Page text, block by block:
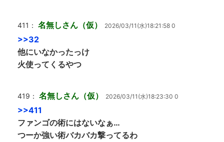
411： 名無しさん（仮） 2026/03/11(水)18:21:58 0
>>32
他にいなかったっけ
火使ってくるやつ
419： 名無しさん（仮） 2026/03/11(水)18:23:30 0
>>411
ファンゴの術にはないなぁ…
つーか強い術バカバカ撃ってるわ